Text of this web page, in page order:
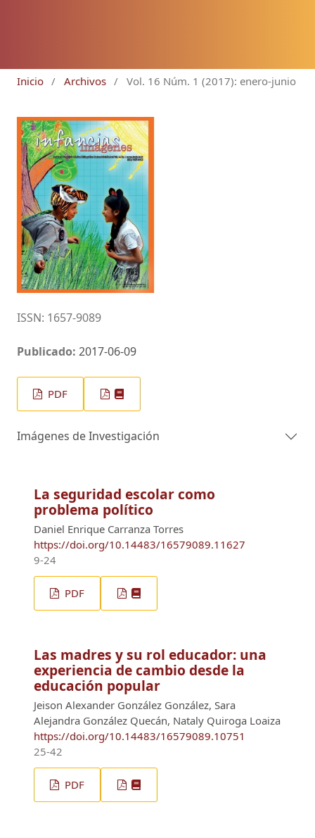
Inicio / Archivos / Vol. 16 Núm. 1 (2017): enero-junio
ISSN: 1657-9089
Publicado: 2017-06-09
PDF
Imágenes de Investigación
La seguridad escolar como
problema político
Daniel Enrique Carranza Torres
https://doi.org/10.14483/16579089.11627
9-24
PDF
Las madres y su rol educador: una
experiencia de cambio desde la
educación popular
Jeison Alexander González González, Sara
Alejandra González Quecán, Nataly Quiroga Loaiza
https://doi.org/10.14483/16579089.10751
25-42
PDF